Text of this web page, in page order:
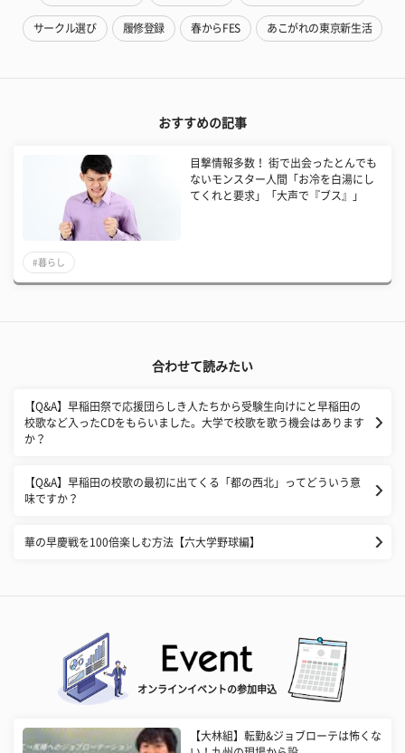
サークル選び 履修登録 春からFES あこがれの東京新生活
おすすめの記事
目撃情報多数！ 街で出会ったとんでも
ないモンスター人間「お冷を白湯にし
てくれと要求」「大声で『ブス』」
#暮らし
合わせて読みたい
【Q&A】早稲田祭で応援団らしき人たちから受験生向けにと早稲田の
校歌など入ったCDをもらいました。大学で校歌を歌う機会はあります
か？
【Q&A】早稲田の校歌の最初に出てくる「都の西北」ってどういう意
味ですか？
華の早慶戦を100倍楽しむ方法【六大学野球編】
オンラインイベントの参加申込
【大林組】転勤&ジョブローテは怖くな